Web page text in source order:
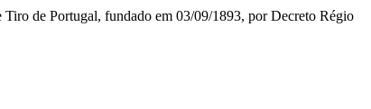
de Portugal, fundado em 03/09/1893, por Decreto Régio